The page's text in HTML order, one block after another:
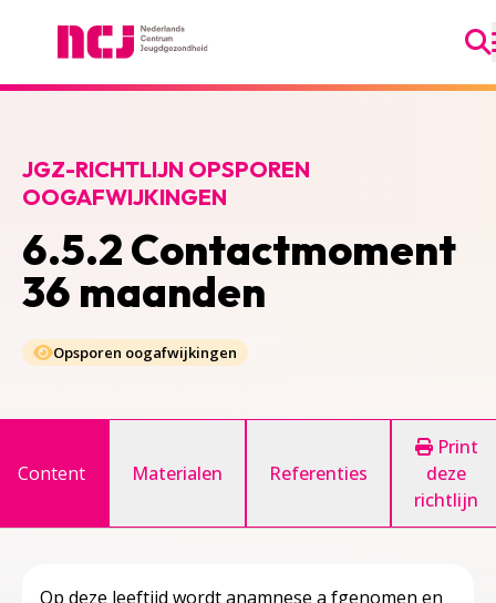
6.5.2 Contactmoment
36 maanden
JGZ-RICHTLIJN OPSPOREN
OOGAFWIJKINGEN
Opsporen oogafwijkingen
Content Materialen Referenties
Print
deze
richtlijn
Op deze leeftijd wordt ​anamnese a​ fgenomen en ​